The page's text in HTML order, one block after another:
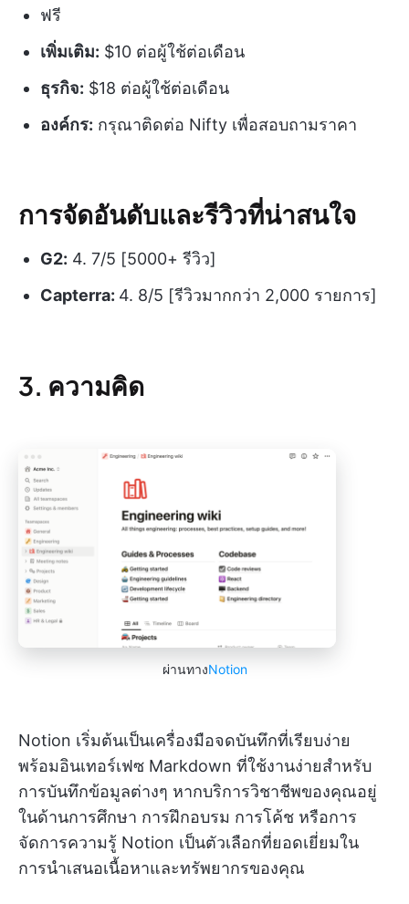
ฟรี
เพิ่มเติม: $10 ต่อผู้ใช้ต่อเดือน
ธุรกิจ: $18 ต่อผู้ใช้ต่อเดือน
องค์กร: กรุณาติดต่อ Nifty เพื่อสอบถามราคา
การจัดอันดับและรีวิวที่น่าสนใจ
G2: 4. 7/5 [5000+ รีวิว]
Capterra: 4. 8/5 [รีวิวมากกว่า 2,000 รายการ]
3. ความคิด
ผ่านทางNotion
Notion เริ่มต้นเป็นเครื่องมือจดบันทึกที่เรียบง่าย
พร้อมอินเทอร์เฟซ Markdown ที่ใช้งานง่ายสำหรับ
การบันทึกข้อมูลต่างๆ หากบริการวิชาชีพของคุณอยู่
ในด้านการศึกษา การฝึกอบรม การโค้ช หรือการ
จัดการความรู้ Notion เป็นตัวเลือกที่ยอดเยี่ยมใน
การนำเสนอเนื้อหาและทรัพยากรของคุณ